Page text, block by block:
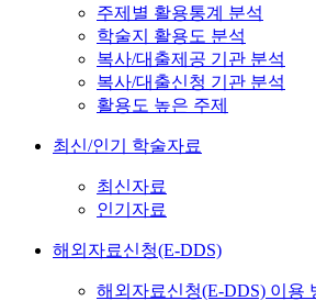
주제별 활용통계 분석
학술지 활용도 분석
복사/대출제공 기관 분석
복사/대출신청 기관 분석
활용도 높은 주제
최신/인기 학술자료
최신자료
인기자료
해외자료신청(E-DDS)
해외자료신청(E-DDS) 이용